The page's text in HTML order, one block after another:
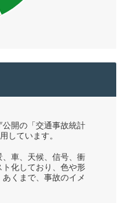
公開の「交通事故統計
しています。
、車、天候、信号、衝
化しており、色や形
くまで、事故のイメ